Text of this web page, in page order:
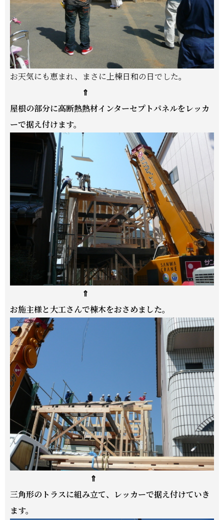
お天気にも恵まれ、まさに上棟日和の日でした。
⇑
屋根の部分に高断熱熱材インターセプトパネルをレッカ
ーで据え付けます。
⇑
お施主様と大工さんで棟木をおさめました。
⇑
三角形のトラスに組み立て、レッカーで据え付けていき
ます。